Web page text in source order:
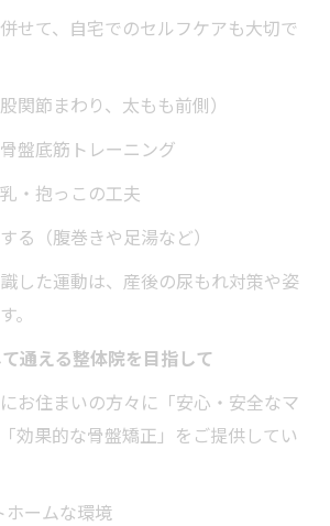
せて、自宅でのセルフケアも大切で
関節まわり、太もも前側）
盤底筋トレーニング
・抱っこの工夫
る（腹巻きや足湯など）
した運動は、産後の尿もれ対策や姿
。
通える整体院を目指して
お住まいの方々に「安心・安全なマ
効果的な骨盤矯正」をご提供してい
ホームな環境